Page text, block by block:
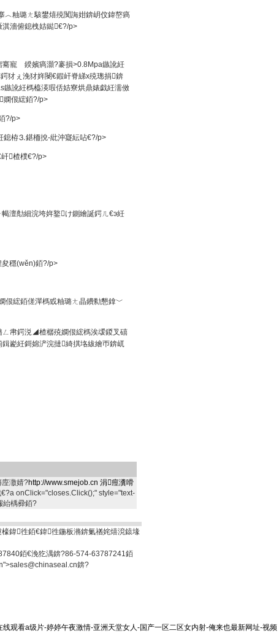
粙璐ㄤ駭鐢熺殑闃誨姏錛岄伩鍏嶅瘑
濇俯鎴栧姞鐑€?/p>
騫寵 鍨嬪瘑灝?褰損>0.8Mpa鏃訛紝
犲ぇ浼犲姩閿€鍜屽脊綈х殑璁捐錛
訛紝榪橀渶瑕佸姞寮烘鼎婊戯紝濡傚
嫻佷綋銆?/p>
?/p>
鎴栫⒊鍖栭挩-紕沖寲紜呫€?/p>
楂樸€?/p>
澶勪細浣垮姩鐜け鍘繪誕鍔ㄦ€э紝
穩(wěn)銆?/p>
佷綋銆傞潬榪戜粙璐ㄤ晶鐨勬懇鎿﹀
帇鍔涚◢楂樼殑嫻佷綋榪涘叆鍐叉礂
嶏紝鎶婂浐浣撻綺掑垎紱繪帀錛屼
庢潵婧?http://www.smejob.cn 涓痙瀵嗗
onClick="closes.Click();" style="text-
紿楀彛銆?
鍏徃銆€鍏徃鍦板潃錛氭禉姹熺渷鎱堟
銆€浼犵湡錛?86-574-63787241銆
錛?
观看a级片-婷婷午夜激情-亚洲天堂女人-国产一区二区女内射-俺来也最新网址-视频